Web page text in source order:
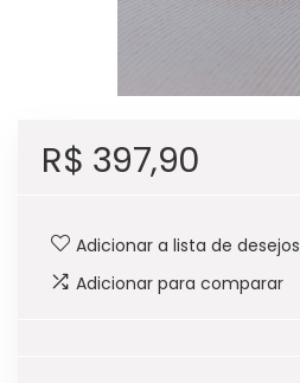
R$ 397,90
Adicionar a lista de desejos
Adicionar para comparar